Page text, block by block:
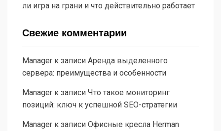
ли игра на грани и что действительно работает
Свежие комментарии
Manager к записи Аренда выделенного
сервера: преимущества и особенности
Manager к записи Что такое мониторинг
позиций: ключ к успешной SEO-стратегии
Manager к записи Офисные кресла Herman